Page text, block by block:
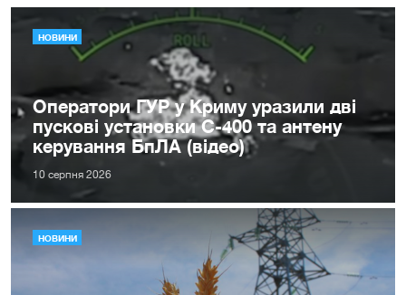
НОВИНИ
Оператори ГУР у Криму уразили дві
пускові установки С-400 та антену
керування БпЛА (відео)
10 серпня 2026
НОВИНИ